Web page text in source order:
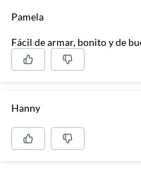
Pamela
Fácil de armar, bonito y de
Hanny